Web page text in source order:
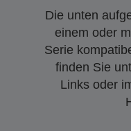
Die unten
einem oder
Serie
finden Sie
Links oder